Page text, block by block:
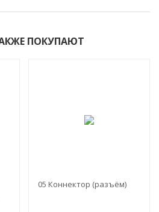
ПОКУПАЮТ
05 Коннектор (разъём)